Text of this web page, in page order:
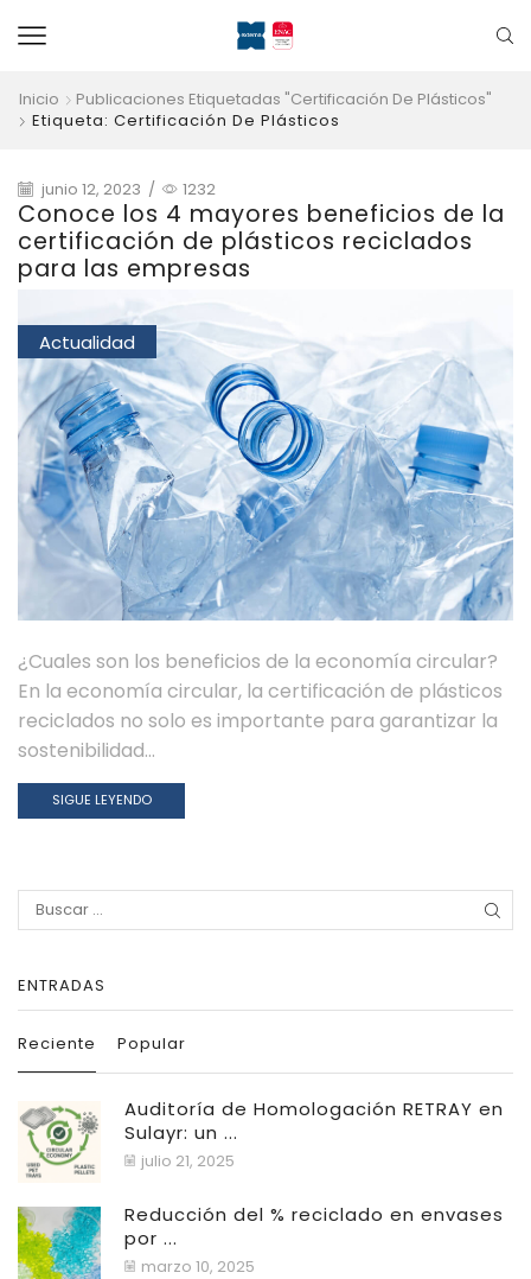
Inicio
Publicaciones Etiquetadas "Certificación De Plásticos"
Etiqueta: Certificación De Plásticos
junio 12, 2023 / 1232
Conoce los 4 mayores beneficios de la
certificación de plásticos reciclados
para las empresas
Actualidad
¿Cuales son los beneficios de la economía circular?
En la economía circular, la certificación de plásticos
reciclados no solo es importante para garantizar la
sostenibilidad...
SIGUE LEYENDO
Search
ENTRADAS
Reciente Popular
Auditoría de Homologación RETRAY en
Sulayr: un ...
julio 21, 2025
Reducción del % reciclado en envases
por ...
marzo 10, 2025